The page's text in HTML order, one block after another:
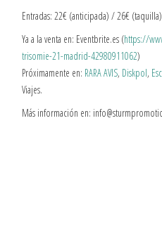
Entradas: 22€ (anticipada) / 26€ (taquilla)
Ya a la venta en: Eventbrite.es (https://
trisomie-21-madrid-42980911062)
Próximamente en: RARA AVIS, Diskpol,
Viajes.
Más información en: